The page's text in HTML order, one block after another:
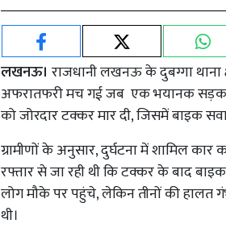
लखनऊ। राजधानी लखनऊ के दुबग्गा थाना
अफरातफरी मच गई जब एक भयानक सड़क
को जोरदार टक्कर मार दी, जिसमें बाइक
ग्रामीणों के अनुसार, दुर्घटना में शामिल
रफ्तार से जा रही थी कि टक्कर के बाद
लोग मौके पर पहुंचे, लेकिन तीनों की हालत
थी।